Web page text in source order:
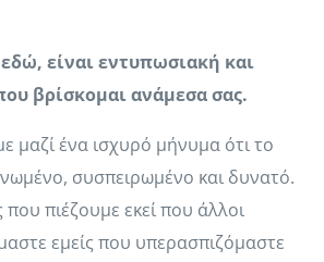
είναι εντυπωσιακή και
βρίσκομαι ανάμεσα σας.
μαζί ένα ισχυρό μήνυμα ότι το
συσπειρωμένο και δυνατό.
που πιέζουμε εκεί που άλλοι
εμείς που υπερασπιζόμαστε